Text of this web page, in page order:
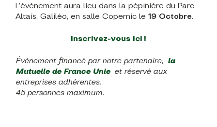
L’événement aura lieu dans la pépinière du Parc
Altais, Galiléo, en salle Copernic le 19 Octobre.
Inscrivez-vous ici !
Événement financé par notre partenaire, la
Mutuelle de France Unie et réservé aux
entreprises adhérentes.
45 personnes maximum.